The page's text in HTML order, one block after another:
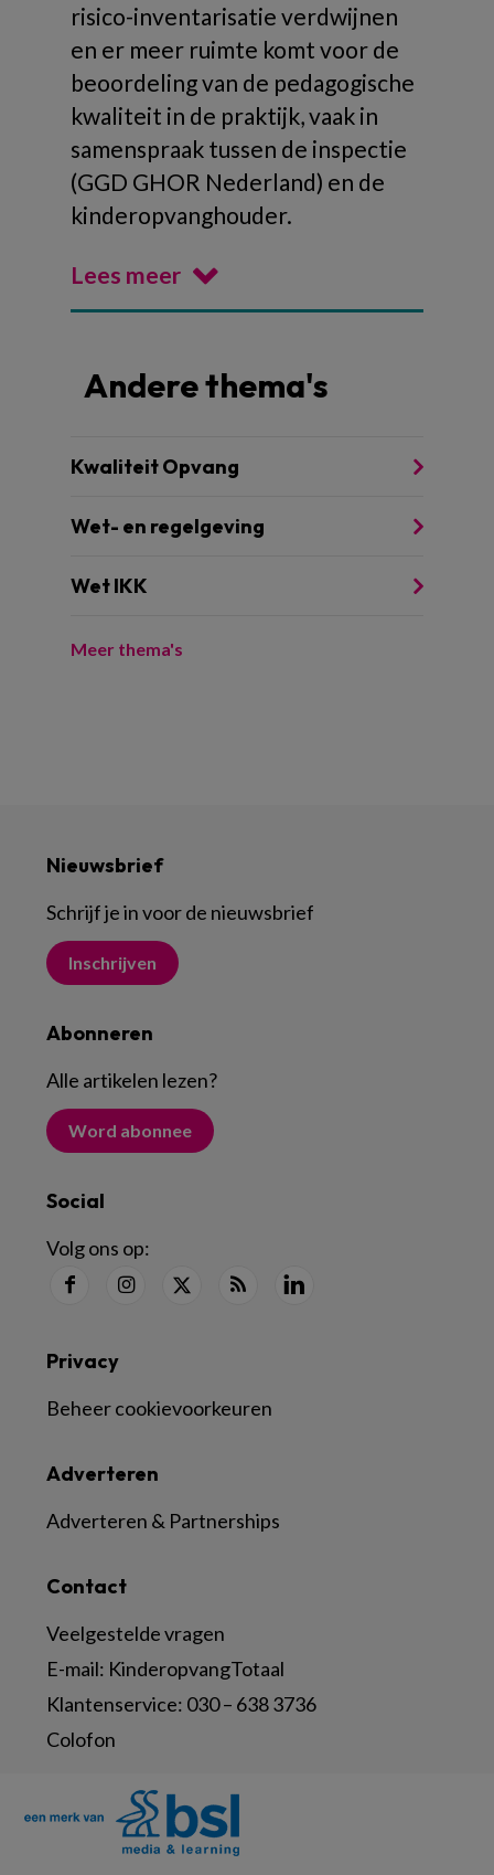
risico-inventarisatie verdwijnen
en er meer ruimte komt voor de
beoordeling van de pedagogische
kwaliteit in de praktijk, vaak in
samenspraak tussen de inspectie
(GGD GHOR Nederland) en de
kinderopvanghouder.
Lees meer
Andere thema's
Kwaliteit Opvang
Wet- en regelgeving
Wet IKK
Meer thema's
Nieuwsbrief
Schrijf je in voor de nieuwsbrief
Inschrijven
Abonneren
Alle artikelen lezen?
Word abonnee
Social
Volg ons op:
Contact
Veelgestelde vragen
E-mail: KinderopvangTotaal
Klantenservice: 030 – 638 3736
Colofon
Adverteren
Adverteren & Partnerships
Privacy
Beheer cookievoorkeuren